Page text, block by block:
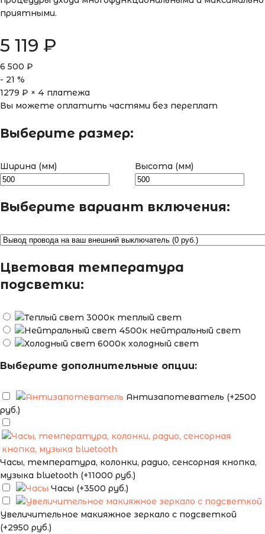
приятными.
5 119 ₽
6 500 ₽
- 21 %
1279 ₽ × 4 платежа
Вы можете оплатить частями без переплат
Выберите размер:
Ширина (мм) Высота (мм)
Выберите вариант включения:
Цветовая температура
подсветки:
теплый свет
нейтральный свет
холодный свет
Выберите дополнительные опции:
Антизапотеватель (+2500
руб.)
Часы, температура, колонки, радио, сенсорная кнопка,
музыка bluetooth (+11000 руб.)
Часы (+3500 руб.)
Увеличительное макияжное зеркало с подсветкой
(+2950 руб.)